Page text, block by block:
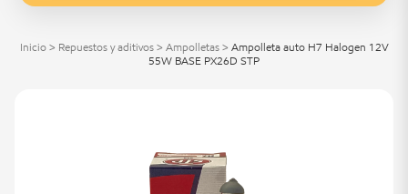
Inicio > Repuestos y aditivos > Ampolletas > Ampolleta auto H7 Halogen 12V
55W BASE PX26D STP